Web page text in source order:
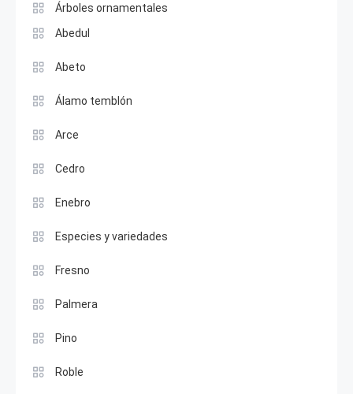
Árboles ornamentales
Abedul
Abeto
Álamo temblón
Arce
Cedro
Enebro
Especies y variedades
Fresno
Palmera
Pino
Roble